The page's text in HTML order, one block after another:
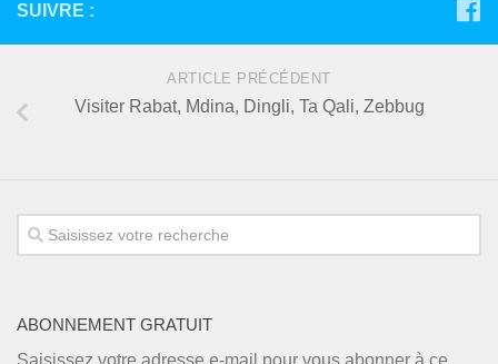
SUIVRE :
ARTICLE PRÉCÉDENT
Visiter Rabat, Mdina, Dingli, Ta Qali, Zebbug
ABONNEMENT GRATUIT
Saisissez votre adresse e-mail pour vous abonner à ce